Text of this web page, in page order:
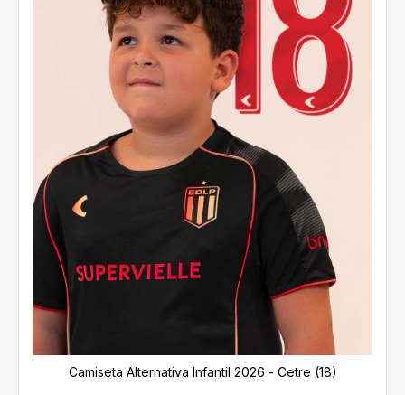
Camiseta Alternativa Infantil 2026 - Cetre (18)